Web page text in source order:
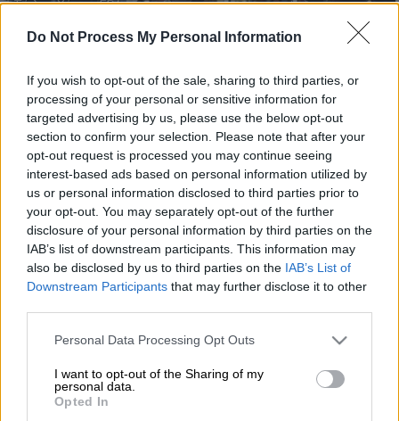
Do Not Process My Personal Information
If you wish to opt-out of the sale, sharing to third parties, or
processing of your personal or sensitive information for
targeted advertising by us, please use the below opt-out
section to confirm your selection. Please note that after your
opt-out request is processed you may continue seeing
interest-based ads based on personal information utilized by
us or personal information disclosed to third parties prior to
your opt-out. You may separately opt-out of the further
disclosure of your personal information by third parties on the
IAB’s list of downstream participants. This information may
also be disclosed by us to third parties on the IAB’s List of
Downstream Participants that may further disclose it to other
Please note that this website/app uses one or more Google
not limited to your visit or usage behaviour. You may click to
grant or deny consent to Google and its third-party tags to
use your data for below specified purposes in below Google
Personal Data Processing Opt Outs
I want to opt-out of the Sharing of my
personal data.
Opted In
Τέιλορ Χόκινς EPA
Ο ντράμερ του συγκροτήματοςFoo Fighters,
Τέιλορ Χόκινς,είχε πάρει κάνναβη, οπιούχα
και αντικαταθλιπτικά προτού αφήσει την
τελευταία του πνοή, το βράδυ της
Παρασκευής 25/3, σε ξενοδοχείο της
Μπογκοτά, όπως ανακοίνωσαν οι αρχές της
Κολομβίας.
«Η τοξικολογική εξέταση εντόπισε 10
ουσίες μέχρι στιγμής στον οργανισμό του
Τέιλορ Χόκινς, συμπεριλαμβανομένων
βενζοδιαζεπινών και οπιούχων»,
ανακοίνωσαν οι κολομβιανές αρχές.